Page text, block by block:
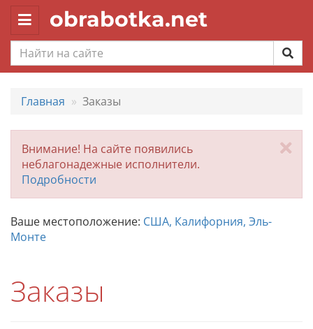
Toggle
navigation
obrabotka.net
Главная Заказы
Внимание! На сайте появились
неблагонадежные исполнители.
Подробности
Ваше местоположение: США, Калифорния, Эль-
Монте
Заказы